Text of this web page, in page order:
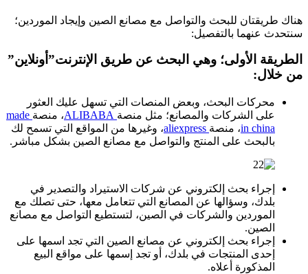
هناك طريقتان للبحث والتواصل مع مصانع الصين وإيجاد الموردين؛
سنتحدث عنهما بالتفصيل:
الطريقة الأولى؛ وهي البحث عن طريق الإنترنت”أونلاين”
من خلال:
محركات البحث، وبعض المنصات التي تسهل عليك العثور
على الشركات والمصانع؛ مثل منصة ALIBABA، منصة made
in china، منصة aliexpress، وغيرها من المواقع التي تسمح لك
بالبحث على المنتج والتواصل مع مصانع الصين بشكل مباشر.
إجراء بحث إلكتروني عن شركات الاستيراد والتصدير في
بلدك، وسؤالها عن المصانع التي تتعامل معها، حتى تصلك مع
الموردين والشركات في الصين، لتستطيع التواصل مع مصانع
الصين.
إجراء بحث إلكتروني عن مصانع الصين التي تجد اسمها على
إحدى المنتجات في بلدك، أو تجد إسمها على مواقع البيع
المذكورة أعلاه.